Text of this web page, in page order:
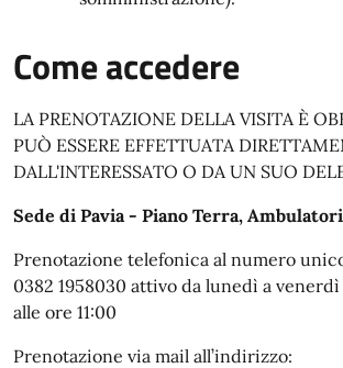
Come accedere
LA PRENOTAZIONE DELLA VISITA È
PUÒ ESSERE EFFETTUATA
DALL'INTERESSATO O DA UN SUO
Sede di Pavia - Piano Terra,
Prenotazione telefonica al numero
0382 1958030 attivo da lunedì a
alle ore 11:00
Prenotazione via mail all’indirizzo: